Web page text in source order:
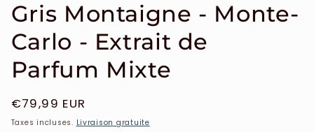
Gris Montaigne - Monte-
Carlo - Extrait de
Parfum Mixte
Prix
habituel
€79,99 EUR
Taxes incluses. Livraison gratuite